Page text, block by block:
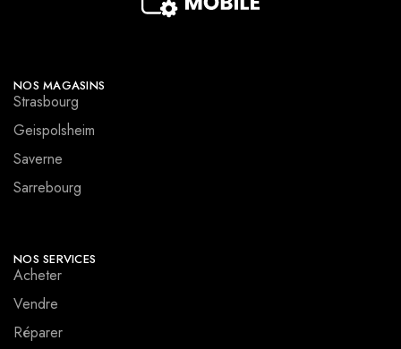
NOS MAGASINS
Strasbourg
Geispolsheim
Saverne
Sarrebourg
NOS SERVICES
Acheter
Vendre
Réparer